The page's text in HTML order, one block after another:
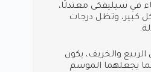
في سيليفكى معتدلًا،
كبير، وتظل درجات
والخريف، يكون
يجعلهما الموسم